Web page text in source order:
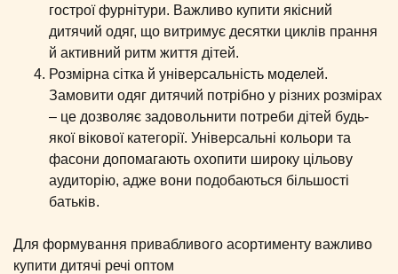
гострої фурнітури. Важливо купити якісний
дитячий одяг, що витримує десятки циклів прання
й активний ритм життя дітей.
Розмірна сітка й універсальність моделей.
Замовити одяг дитячий потрібно у різних розмірах
– це дозволяє задовольнити потреби дітей будь-
якої вікової категорії. Універсальні кольори та
фасони допомагають охопити широку цільову
аудиторію, адже вони подобаються більшості
батьків.
Для формування привабливого асортименту важливо
купити дитячі речі оптом